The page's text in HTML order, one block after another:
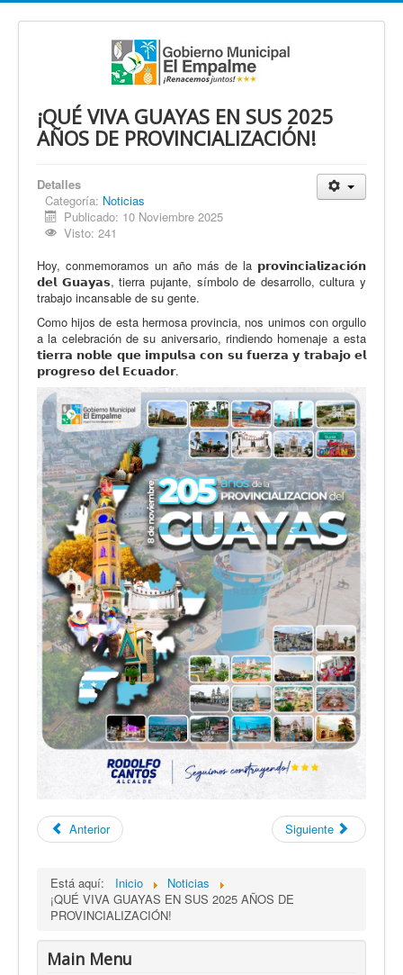
¡QUÉ VIVA GUAYAS EN SUS 2025
AÑOS DE PROVINCIALIZACIÓN!
Detalles
Categoría: Noticias
Publicado: 10 Noviembre 2025
Visto: 241
Hoy, conmemoramos un año más de la 𝗽𝗿𝗼𝘃𝗶𝗻𝗰𝗶𝗮𝗹𝗶𝘇𝗮𝗰𝗶𝗼́𝗻
𝗱𝗲𝗹 𝗚𝘂𝗮𝘆𝗮𝘀, tierra pujante, símbolo de desarrollo, cultura y
trabajo incansable de su gente.
Como hijos de esta hermosa provincia, nos unimos con orgullo
a la celebración de su aniversario, rindiendo homenaje a esta
𝘁𝗶𝗲𝗿𝗿𝗮 𝗻𝗼𝗯𝗹𝗲 𝗾𝘂𝗲 𝗶𝗺𝗽𝘂𝗹𝘀𝗮 𝗰𝗼𝗻 𝘀𝘂 𝗳𝘂𝗲𝗿𝘇𝗮 𝘆 𝘁𝗿𝗮𝗯𝗮𝗷𝗼 𝗲𝗹
𝗽𝗿𝗼𝗴𝗿𝗲𝘀𝗼 𝗱𝗲𝗹 𝗘𝗰𝘂𝗮𝗱𝗼𝗿.
Anterior Siguiente
Está aquí: Inicio
Noticias
¡QUÉ VIVA GUAYAS EN SUS 2025 AÑOS DE
PROVINCIALIZACIÓN!
Main Menu